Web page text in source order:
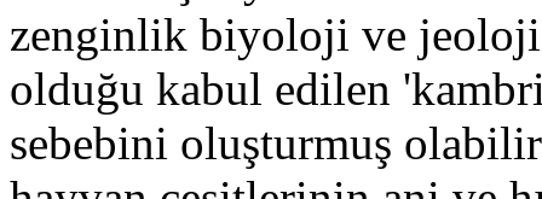
zenginlik biyoloji ve
olduğu kabul edilen
sebebini oluşturmuş